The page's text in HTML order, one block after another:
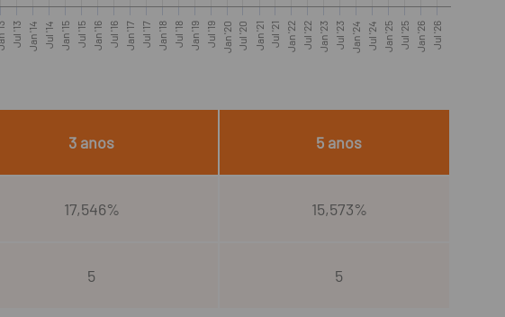
Jul '13 Jan '14 Jul '14 Jan '15 Jul '15 Jan '16 Jul '16 Jan '17 Jul '17 Jan '18 Jul '18 Jan '19 Jul '19 Jan '20 Jul '20 Jan '21 Jul '21 Jan '22 Jul '22 Jan '23 Jul '23 Jan '24 Jul '24 Jan '25 Jul '25 Jan '26 Jul '26
3 anos 5 anos
17,546% 15,573%
5 5